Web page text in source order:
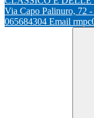
Via Capo Palinuro, 72
065684304 Email